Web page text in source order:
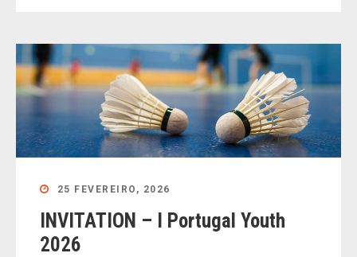
25 FEVEREIRO, 2026
INVITATION – I Portugal Youth
2026